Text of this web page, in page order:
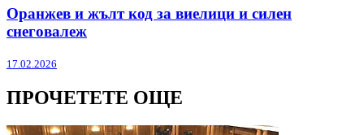
Оранжев и жълт код за виелици и силен
снеговалеж
17.02.2026
ПРОЧЕТЕТЕ ОЩЕ